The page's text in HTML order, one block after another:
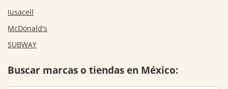
Iusacell
McDonald's
SUBWAY
Buscar marcas o tiendas en México: